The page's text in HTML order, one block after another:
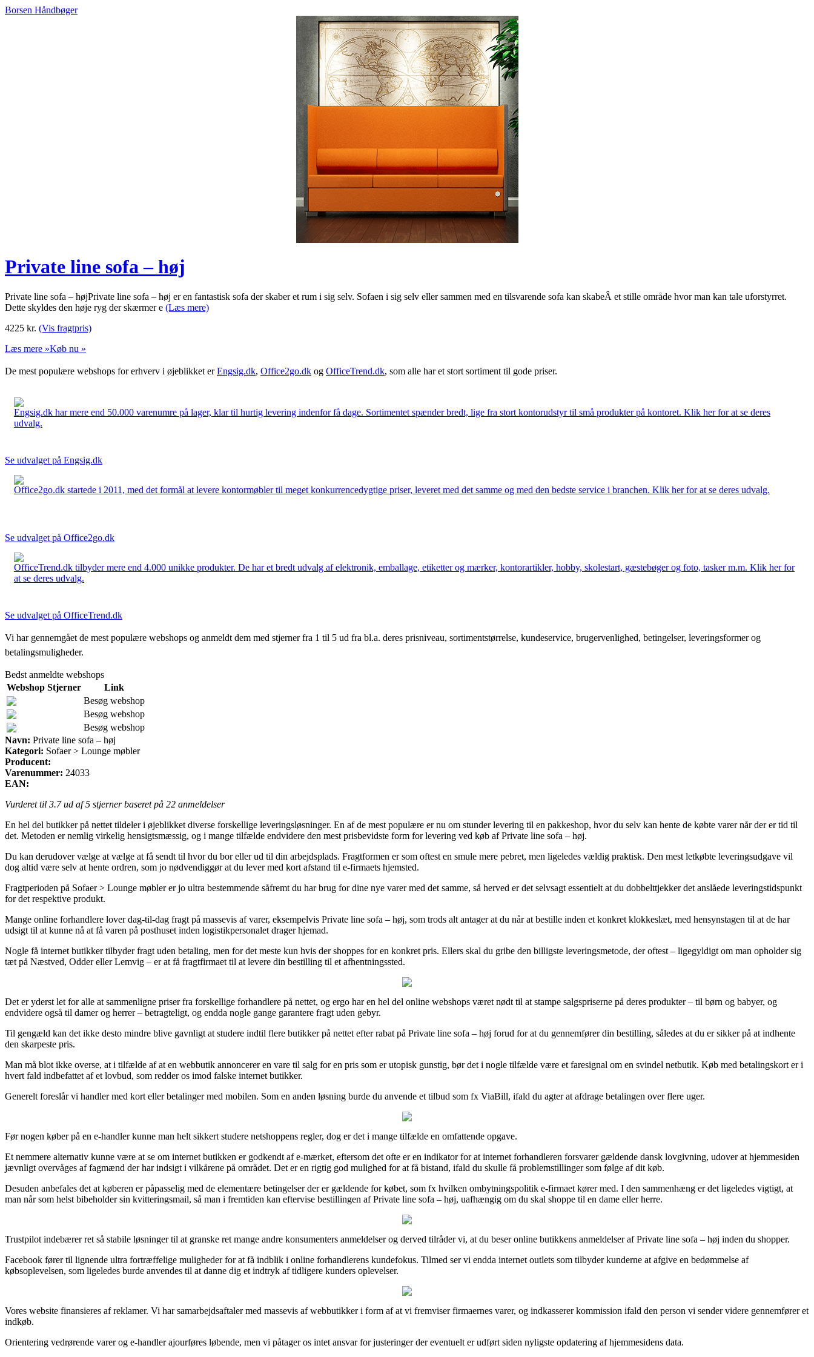
Borsen Håndbøger
Private line sofa – høj
Private line sofa – højPrivate line sofa – høj er en fantastisk sofa der skaber et rum i sig selv. Sofaen i sig selv eller sammen med en tilsvarende sofa kan skabeÂ et stille område hvor man kan tale uforstyrret.
Dette skyldes den høje ryg der skærmer e (Læs mere)
4225 kr. (Vis fragtpris)
Læs mere »Køb nu »
De mest populære webshops for erhverv i øjeblikket erEngsig.dk, Office2go.dk og OfficeTrend.dk, som alle har et stort sortiment til gode priser.
Engsig.dk har mere end 50.000 varenumre på lager, klar til hurtig levering indenfor få dage. Sortimentet spænder bredt, lige fra stort kontorudstyr til små produkter på kontoret. Klik her for at se deres
udvalg.
Se udvalget på Engsig.dk
Office2go.dk startede i 2011, med det formål at levere kontormøbler til meget konkurrencedygtige priser, leveret med det samme og med den bedste service i branchen. Klik her for at se deres udvalg.
Se udvalget på Office2go.dk
OfficeTrend.dk tilbyder mere end 4.000 unikke produkter. De har et bredt udvalg af elektronik, emballage, etiketter og mærker, kontorartikler, hobby, skolestart, gæstebøger og foto, tasker m.m. Klik her for
at se deres udvalg.
Se udvalget på OfficeTrend.dk
Vi har gennemgået de mest populære webshops og anmeldt dem med stjerner fra 1 til 5 ud fra bl.a. deres prisniveau, sortimentstørrelse, kundeservice, brugervenlighed, betingelser, leveringsformer og
betalingsmuligheder.
Bedst anmeldte webshops
Webshop Stjerner
Link
Besøg webshop
Besøg webshop
Besøg webshop
Navn: Private line sofa – høj
Kategori: Sofaer > Lounge møbler
Producent:
Varenummer: 24033
EAN:
Vurderet til 3.7ud af 5 stjerner baseret på 22 anmeldelser
En hel del butikker på nettet tildeler i øjeblikket diverse forskellige leveringsløsninger. En af de mest populære er nu om stunder levering til en pakkeshop, hvor du selv kan hente de købte varer når der er tid til
det. Metoden er nemlig virkelig hensigtsmæssig, og i mange tilfælde endvidere den mest prisbevidste form for levering ved køb af Private line sofa – høj.
Du kan derudover vælge at vælge at få sendt til hvor du bor eller ud til din arbejdsplads. Fragtformen er som oftest en smule mere pebret, men ligeledes vældig praktisk. Den mest letkøbte leveringsudgave vil
dog altid være selv at hente ordren, som jo nødvendiggør at du lever med kort afstand til e-firmaets hjemsted.
Fragtperioden på Sofaer > Lounge møbler er jo ultra bestemmende såfremt du har brug for dine nye varer med det samme, så herved er det selvsagt essentielt at du dobbelttjekker det anslåede leveringstidspunkt
for det respektive produkt.
Mange online forhandlere lover dag-til-dag fragt på massevis af varer, eksempelvis Private line sofa – høj, som trods alt antager at du når at bestille inden et konkret klokkeslæt, med hensynstagen til at de har
udsigt til at kunne nå at få varen på posthuset inden logistikpersonalet drager hjemad.
Nogle få internet butikker tilbyder fragt uden betaling, men for det meste kun hvis der shoppes for en konkret pris. Ellers skal du gribe den billigste leveringsmetode, der oftest – ligegyldigt om man opholder sig
tæt på Næstved, Odder eller Lemvig – er at få fragtfirmaet til at levere din bestilling til et afhentningssted.
Det er yderst let for alle at sammenligne priser fra forskellige forhandlere på nettet, og ergo har en hel del online webshops været nødt til at stampe salgspriserne på deres produkter – til børn og babyer, og
endvidere også til damer og herrer – betragteligt, og endda nogle gange garantere fragt uden gebyr.
Til gengæld kan det ikke desto mindre blive gavnligt at studere indtil flere butikker på nettet efter rabat på Private line sofa – høj forud for at du gennemfører din bestilling, således at du er sikker på at indhente
den skarpeste pris.
Man må blot ikke overse, at i tilfælde af at en webbutik annoncerer en vare til salg for en pris som er utopisk gunstig, bør det i nogle tilfælde være et faresignal om en svindel netbutik. Køb med betalingskort er i
hvert fald indbefattet af et lovbud, som redder os imod falske internet butikker.
Generelt foreslår vi handler med kort eller betalinger med mobilen. Som en anden løsning burde du anvende et tilbud som fx ViaBill, ifald du agter at afdrage betalingen over flere uger.
Før nogen køber på en e-handler kunne man helt sikkert studere netshoppens regler, dog er det i mange tilfælde en omfattende opgave.
Et nemmere alternativ kunne være at se om internet butikken er godkendt af e-mærket, eftersom det ofte er en indikator for at internet forhandleren forsvarer gældende dansk lovgivning, udover at hjemmesiden
jævnligt overvåges af fagmænd der har indsigt i vilkårene på området. Det er en rigtig god mulighed for at få bistand, ifald du skulle få problemstillinger som følge af dit køb.
Desuden anbefales det at køberen er påpasselig med de elementære betingelser der er gældende for købet, som fx hvilken ombytningspolitik e-firmaet kører med. I den sammenhæng er det ligeledes vigtigt, at
man når som helst bibeholder sin kvitteringsmail, så man i fremtiden kan eftervise bestillingen af Private line sofa – høj, uafhængig om du skal shoppe til en dame eller herre.
Trustpilot indebærer ret så stabile løsninger til at granske ret mange andre konsumenters anmeldelser og derved tilråder vi, at du beser online butikkens anmeldelser af Private line sofa – høj inden du shopper.
Facebook fører til lignende ultra fortræffelige muligheder for at få indblik i online forhandlerens kundefokus. Tilmed ser vi endda internet outlets som tilbyder kunderne at afgive en bedømmelse af
købsoplevelsen, som ligeledes burde anvendes til at danne dig et indtryk af tidligere kunders oplevelser.
Vores website finansieres af reklamer. Vi har samarbejdsaftaler med massevis af webbutikker i form af at vi fremviser firmaernes varer, og indkasserer kommission ifald den person vi sender videre gennemfører et
indkøb.
Orientering vedrørende varer og e-handler ajourføres løbende, men vi påtager os intet ansvar for justeringer der eventuelt er udført siden nyligste opdatering af hjemmesidens data.